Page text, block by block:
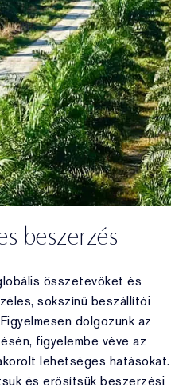
beszerzés
összetevőket és
sokszínű beszállítói
dolgozunk az
figyelembe véve az
lehetséges hatásokat.
és erősítsük beszerzési